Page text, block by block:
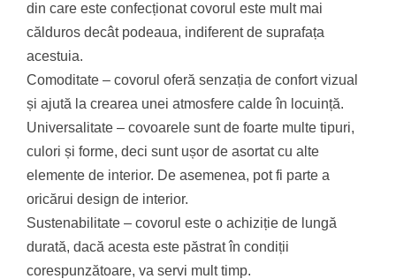
din care este confecționat covorul este mult mai
călduros decât podeaua, indiferent de suprafața
acestuia.
Comoditate – covorul oferă senzația de confort vizual
și ajută la crearea unei atmosfere calde în locuință.
Universalitate – covoarele sunt de foarte multe tipuri,
culori și forme, deci sunt ușor de asortat cu alte
elemente de interior. De asemenea, pot fi parte a
oricărui design de interior.
Sustenabilitate – covorul este o achiziție de lungă
durată, dacă acesta este păstrat în condiții
corespunzătoare, va servi mult timp.